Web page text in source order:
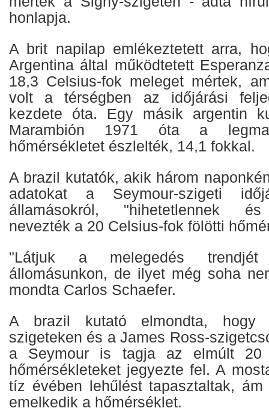
honlapja.
A brit napilap emlékeztetett arra,
Argentina által működtetett
18,3 Celsius-fok meleget mértek,
volt a térségben az időjárási
kezdete óta. Egy másik argentin
Marambión 1971 óta a
hőmérsékletet észlelték, 14,1 fokkal.
A brazil kutatók, akik három
adatokat a Seymour-szigeti
államásokról, "hihetetlennek és
nevezték a 20 Celsius-fok fölötti
"Látjuk a melegedés
állomásunkon, de ilyet még soha
mondta Carlos Schaefer.
A brazil kutató elmondta, hogy
szigeteken és a James Ross-
a Seymour is tagja az elmúlt 20
hőmérsékleteket jegyezte fel. A
tíz évében lehűlést tapasztaltak, ám
emelkedik a hőmérséklet.